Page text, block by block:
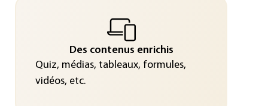
Des contenus enrichis
Quiz, médias, tableaux, formules,
vidéos, etc.